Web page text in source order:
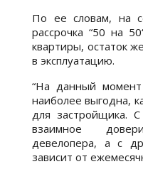
По ее словам, на
рассрочка “50 на
квартиры, остаток
в эксплуатацию.
“На данный
наиболее выгодна,
для застройщика.
взаимное
девелопера, а с
зависит от